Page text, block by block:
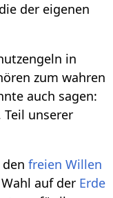
der eigenen
in
zum wahren
auch sagen:
Teil unserer
denfreien Willen
auf der Erde